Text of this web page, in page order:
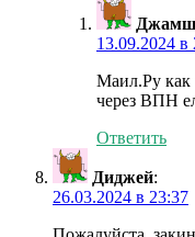
13.09.2024 в
Маил.Ру как
через ВПН
Ответить
Диджей:
26.03.2024 в 23:37